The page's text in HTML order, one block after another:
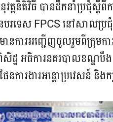
តនីតិវិធី បានដឹកនាំប្រជុំស្តីពីក
ជនបរទេស FPCS នៅសាលប្រជុំ
ានការអញ្ជើញចូលរួមពីក្រុមកា
ដ្ឋ​ អធិការនគរបាលខណ្ឌបឹង
ារងារអន្តោប្រវេសន៍ និងក